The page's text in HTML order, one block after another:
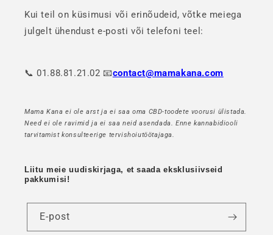
Kui teil on küsimusi või erinõudeid, võtke meiega
julgelt ühendust e-posti või telefoni teel:
📞 01.88.81.21.02 📧contact@mamakana.com
Mama Kana ei ole arst ja ei saa oma CBD-toodete voorusi ülistada.
Need ei ole ravimid ja ei saa neid asendada. Enne kannabidiooli
tarvitamist konsulteerige tervishoiutöötajaga.
Liitu meie uudiskirjaga, et saada eksklusiivseid
pakkumisi!
E-post